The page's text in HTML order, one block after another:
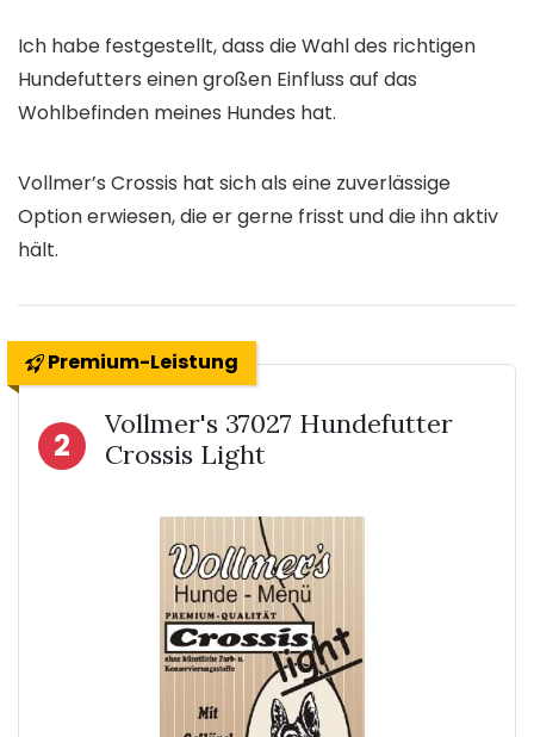
Ich habe festgestellt, dass die Wahl des richtigen
Hundefutters einen großen Einfluss auf das
Wohlbefinden meines Hundes hat.
Vollmer’s Crossis hat sich als eine zuverlässige
Option erwiesen, die er gerne frisst und die ihn aktiv
hält.
Premium-Leistung
2
Vollmer's 37027 Hundefutter
Crossis Light